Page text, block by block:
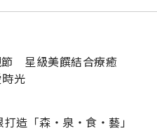
節 星級美饌結合療癒
光
造「森・泉・食・藝」